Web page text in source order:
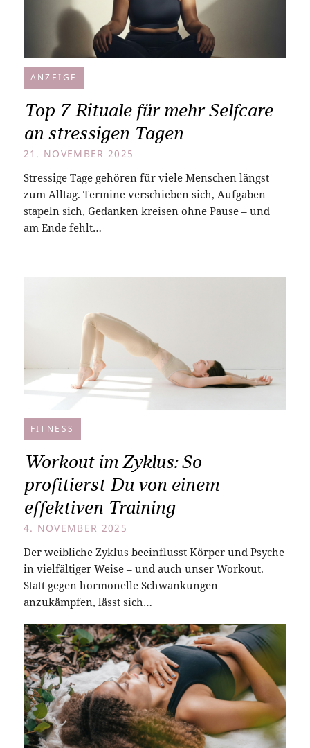
ANZEIGE
Top 7 Rituale für mehr Selfcare
an stressigen Tagen
21. NOVEMBER 2025
Stressige Tage gehören für viele Menschen längst
zum Alltag. Termine verschieben sich, Aufgaben
stapeln sich, Gedanken kreisen ohne Pause – und
am Ende fehlt…
FITNESS
Workout im Zyklus: So
profitierst Du von einem
effektiven Training
4. NOVEMBER 2025
Der weibliche Zyklus beeinflusst Körper und Psyche
in vielfältiger Weise – und auch unser Workout.
Statt gegen hormonelle Schwankungen
anzukämpfen, lässt sich…